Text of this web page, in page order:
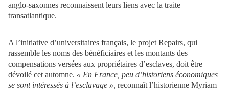
anglo-saxonnes reconnaissent leurs liens avec la traite
transatlantique.
A l’initiative d’universitaires français, le projet Repairs, qui
rassemble les noms des bénéficiaires et les montants des
compensations versées aux propriétaires d’esclaves, doit être
dévoilé cet automne. « En France, peu d’historiens économiques
se sont intéressés à l’esclavage », reconnaît l’historienne Myriam